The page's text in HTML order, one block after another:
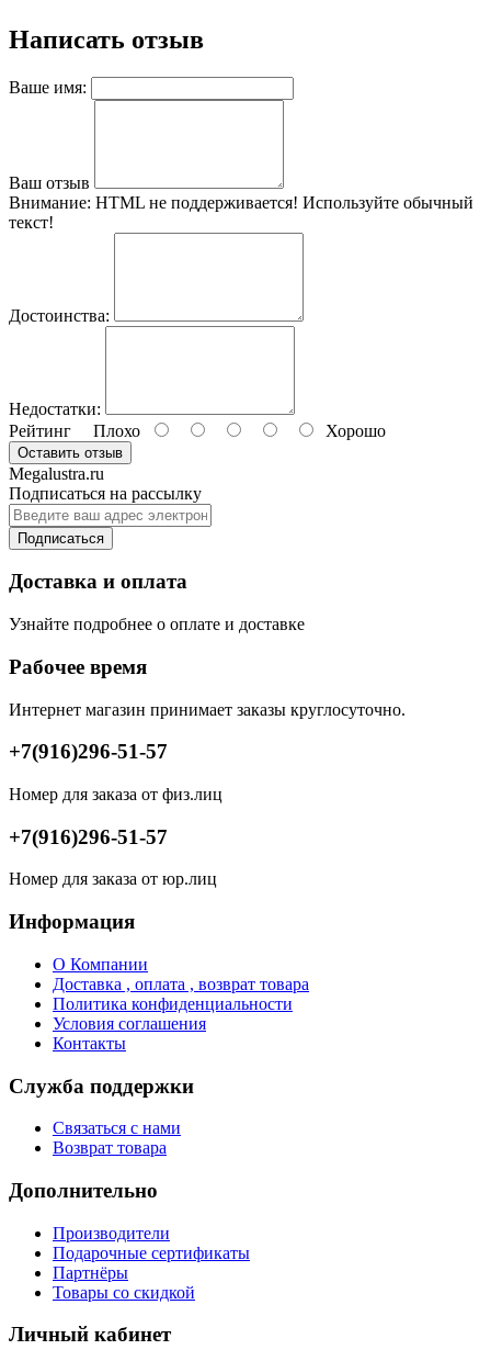
Написать отзыв
Ваше имя:
Ваш отзыв
Внимание: HTML не поддерживается! Используйте обычный
текст!
Достоинства:
Недостатки:
Рейтинг Плохо Хорошо
Оставить отзыв
Megalustra.ru
Подписаться на рассылку
Подписаться
Доставка и оплата
Узнайте подробнее о оплате и доставке
Рабочее время
Интернет магазин принимает заказы круглосуточно.
+7(916)296-51-57
Номер для заказа от физ.лиц
+7(916)296-51-57
Номер для заказа от юр.лиц
Информация
О Компании
Доставка , оплата , возврат товара
Политика конфиденциальности
Условия соглашения
Контакты
Служба поддержки
Связаться с нами
Возврат товара
Дополнительно
Производители
Подарочные сертификаты
Партнёры
Товары со скидкой
Личный кабинет